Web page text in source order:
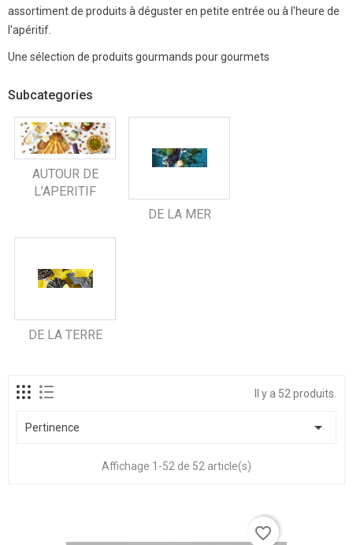
assortiment de produits à déguster en petite entrée ou à l'heure de
l'apéritif.
Une sélection de produits gourmands pour gourmets
Subcategories
AUTOUR DE
L’APERITIF
DE LA MER
DE LA TERRE
Il y a 52 produits.
Pertinence 
Affichage 1-52 de 52 article(s)
favorite_border